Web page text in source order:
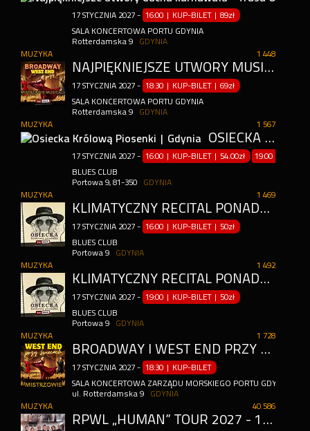
17 STYCZNIA 2027 - 16:00 | KUP-BILET |89zł
SALA KONCERTOWA PORTU GDYNIA
Rotterdamska 9
GDYNIA
1 448
MUZYKA
NAJPIĘKNIEJSZE UTWORY MUSICALOWE Z CAŁEGO ŚWIATA
17 STYCZNIA 2027 - 18:30 | KUP-BILET |69zł
SALA KONCERTOWA PORTU GDYNIA
Rotterdamska 9
GDYNIA
1 567
MUZYKA
OSIECKA KRÓLOWĄ PIOSENKI | GDYNIA
17 STYCZNIA 2027 - 16:00 | KUP-BILET | 54.00zł
19:00 | KUP-
BLUES CLUB
Portowa 9, 81-350
GDYNIA
1 469
MUZYKA
KLIMATYCZNY RECITAL PONADCZASOWYCH PRZEBOJÓW
17 STYCZNIA 2027 - 16:00 | KUP-BILET | 50zł
BLUES CLUB
Portowa 9
GDYNIA
1 492
MUZYKA
KLIMATYCZNY RECITAL PONADCZASOWYCH PRZEBOJÓW
17 STYCZNIA 2027 - 19:00 | KUP-BILET | 50zł
BLUES CLUB
Portowa 9
GDYNIA
1 728
MUZYKA
BROADWAY I WEST END PRZY ŚWIECACH - MISTRZOWIE MUSICALU
17 STYCZNIA 2027 - 18:30 | KUP-BILET
SALA KONCERTOWA ZARZĄDU MORSKIEGO PORTU GDYNIA S.A.
ul. Rotterdamska 9
GDYNIA
40 586
MUZYKA
RPWL „HUMAN” TOUR 2027 - 15.04.2027 – GDYNIA, UCHO / PODWÓRKO.ART